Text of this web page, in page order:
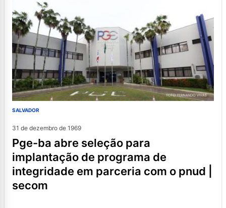
SALVADOR
31 de dezembro de 1969
pge-ba abre seleção para
implantação de programa de
integridade em parceria com o pnud |
secom